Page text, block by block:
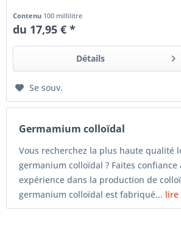
Contenu 100 millilitre
du 17,95 € *
Détails
Se souv.
Germamium colloïdal
Vous recherchez la plus haute qualité
germanium colloïdal ? Faites confiance
expérience dans la production de
germanium colloïdal est fabriqué... lire